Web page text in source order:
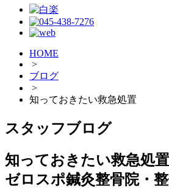
HOME
>
ブログ
>
知っておきたい救急処置
スタッフブログ
知っておきたい救急処
ゼロスポ鍼灸整骨院・